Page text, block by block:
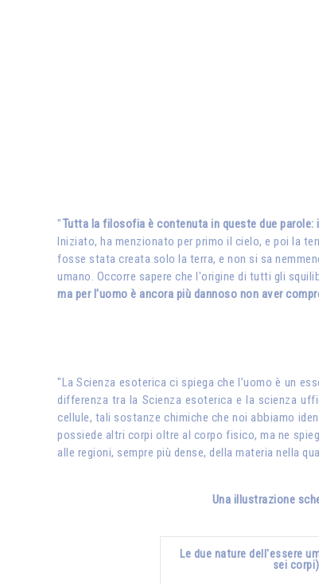
"Tutta la filosofia è contenuta in queste due parole:
Iniziato, ha menzionato per primo il cielo, e poi la
fosse stata creata solo la terra, e non si sa
umano. Occorre sapere che l'origine di tutti gli
ma per l'uomo è ancora più dannoso non aver
"La Scienza esoterica ci spiega che l’uomo è un
differenza tra la Scienza esoterica e la scienza
cellule, tali sostanze chimiche che noi abbiamo
possiede altri corpi oltre al corpo fisico, ma ne
alle regioni, sempre più dense, della materia nella
Una illustrazione
Le due nature dell'essere
sei corpi)